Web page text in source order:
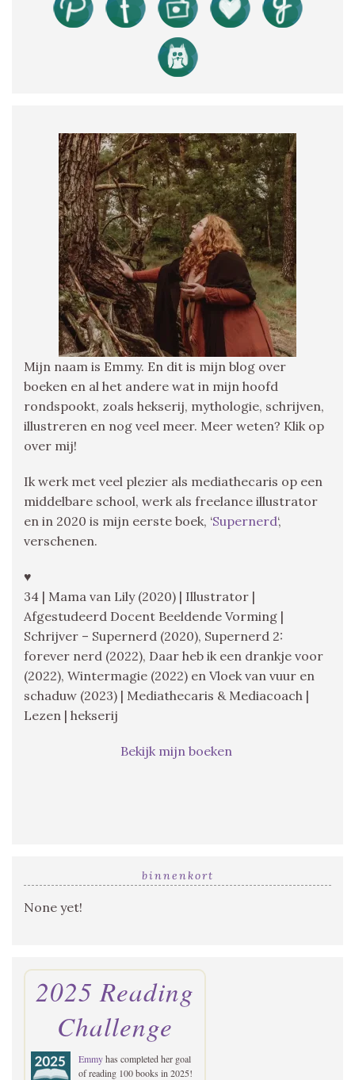
Mijn naam is Emmy. En dit is mijn blog over
boeken en al het andere wat in mijn hoofd
rondspookt, zoals hekserij, mythologie, schrijven,
illustreren en nog veel meer. Meer weten? Klik op
over mij!
Ik werk met veel plezier als mediathecaris op een
middelbare school, werk als freelance illustrator
en in 2020 is mijn eerste boek, ‘Supernerd‘,
verschenen.
♥
34 | Mama van Lily (2020) | Illustrator |
Afgestudeerd Docent Beeldende Vorming |
Schrijver – Supernerd (2020), Supernerd 2:
forever nerd (2022), Daar heb ik een drankje voor
(2022), Wintermagie (2022) en Vloek van vuur en
schaduw (2023) | Mediathecaris & Mediacoach |
Lezen | hekserij
Bekijk mijn boeken
binnenkort
None yet!
2025 Reading
Challenge
Emmyhas completed her goal
of reading 100 books in 2025!